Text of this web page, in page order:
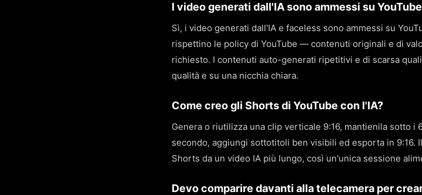
I video generati dall'IA sono ammessi su
Sì, i video generati dall'IA e faceless sono ammessi su
rispettino le policy di YouTube — contenuti originali e di
richiesto. I contenuti auto-generati ripetitivi e di scarsa
qualità e su una nicchia chiara.
Come creo gli Shorts di YouTube con l'IA?
Genera o riutilizza una clip verticale 9:16, mantienila sotto
secondo, aggiungi sottotitoli ben visibili ed esporta in 9:16.
Shorts da un video IA più lungo, così un'unica sessione
Devo comparire davanti alla telecamera per